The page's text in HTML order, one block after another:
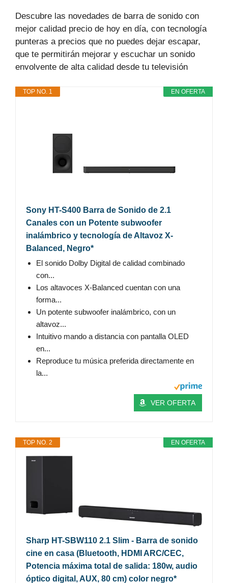
Descubre las novedades de barra de sonido con
mejor calidad precio de hoy en día, con tecnología
punteras a precios que no puedes dejar escapar,
que te permitirán mejorar y escuchar un sonido
envolvente de alta calidad desde tu televisión
EN OFERTA
TOP NO. 1
Sony HT-S400 Barra de Sonido de 2.1
Canales con un Potente subwoofer
inalámbrico y tecnología de Altavoz X-
Balanced, Negro*
El sonido Dolby Digital de calidad combinado
con...
Los altavoces X-Balanced cuentan con una
forma...
Un potente subwoofer inalámbrico, con un
altavoz...
Intuitivo mando a distancia con pantalla OLED
en...
Reproduce tu música preferida directamente en
la...
VER OFERTA
EN OFERTA
TOP NO. 2
Sharp HT-SBW110 2.1 Slim - Barra de sonido
cine en casa (Bluetooth, HDMI ARC/CEC,
Potencia máxima total de salida: 180w, audio
óptico digital, AUX, 80 cm) color negro*